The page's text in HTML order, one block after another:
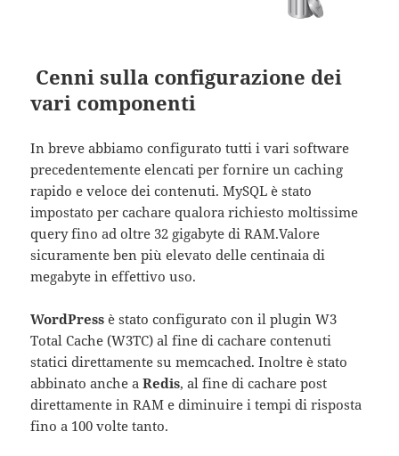
Cenni sulla configurazione dei
vari componenti
In breve abbiamo configurato tutti i vari software
precedentemente elencati per fornire un caching
rapido e veloce dei contenuti. MySQL è stato
impostato per cachare qualora richiesto moltissime
query fino ad oltre 32 gigabyte di RAM.Valore
sicuramente ben più elevato delle centinaia di
megabyte in effettivo uso.
WordPress è stato configurato con il plugin W3
Total Cache (W3TC) al fine di cachare contenuti
statici direttamente su memcached. Inoltre è stato
abbinato anche aRedis, al fine di cachare post
direttamente in RAM e diminuire i tempi di risposta
fino a 100 volte tanto.